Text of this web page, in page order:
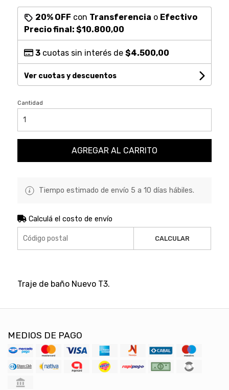
20% OFF con Transferencia o Efectivo
Precio final: $10.800,00
3cuotas sin interés de $4.500,00
Ver cuotas y descuentos
Cantidad
AGREGAR AL CARRITO
Tiempo estimado de envío 5 a 10 días hábiles.
Calculá el costo de envío
CALCULAR
Traje de baño Nuevo T3.
MEDIOS DE PAGO